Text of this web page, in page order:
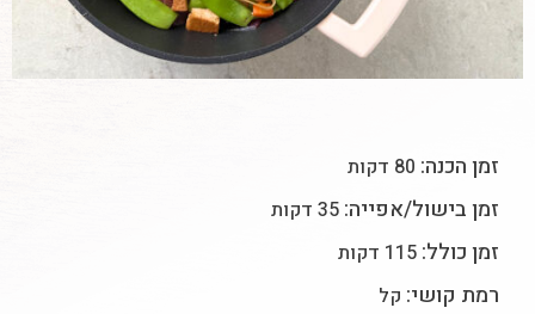
זמן הכנה: 80 דקות
זמן בישול/אפייה: 35 דקות
זמן כולל: 115 דקות
רמת קושי: קל